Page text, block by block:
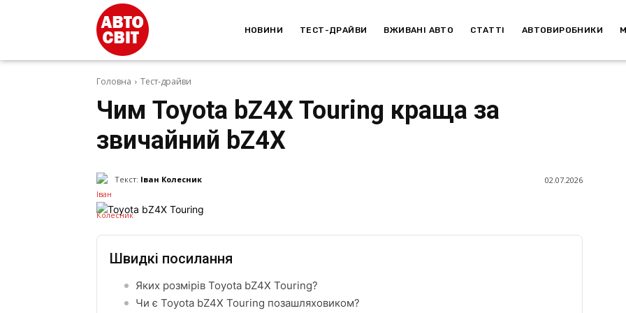
НОВИНИ ТЕСТ-ДРАЙВИ ВЖИВАНІ АВТО СТАТТІ АВТОВИРОБНИКИ
Головна Тест-драйви
Чим Toyota bZ4X Touring краща за
звичайний bZ4X
Текст: Іван Колесник 02.07.2026
Швидкі посилання
Яких розмірів Toyota bZ4X Touring?
Чи є Toyota bZ4X Touring позашляховиком?